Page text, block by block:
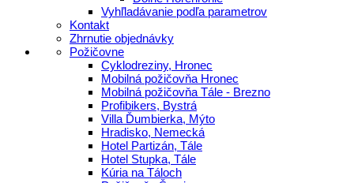
Vyhľladávanie podľa parametrov
Kontakt
Zhrnutie objednávky
Požičovne
Cyklodreziny, Hronec
Mobilná požičovňa Hronec
Mobilná požičovňa Tále - Brezno
Profibikers, Bystrá
Villa Ďumbierka, Mýto
Hradisko, Nemecká
Hotel Partizán, Tále
Hotel Stupka, Tále
Kúria na Táloch